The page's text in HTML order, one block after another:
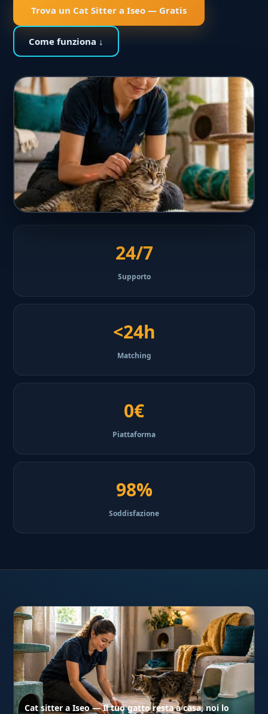
Trova un Cat Sitter a Iseo — Gratis
Come funziona ↓
24/7
Supporto
<24h
Matching
0€
Piattaforma
98%
Soddisfazione
Cat sitter a Iseo — Il tuo gatto resta a casa, noi lo